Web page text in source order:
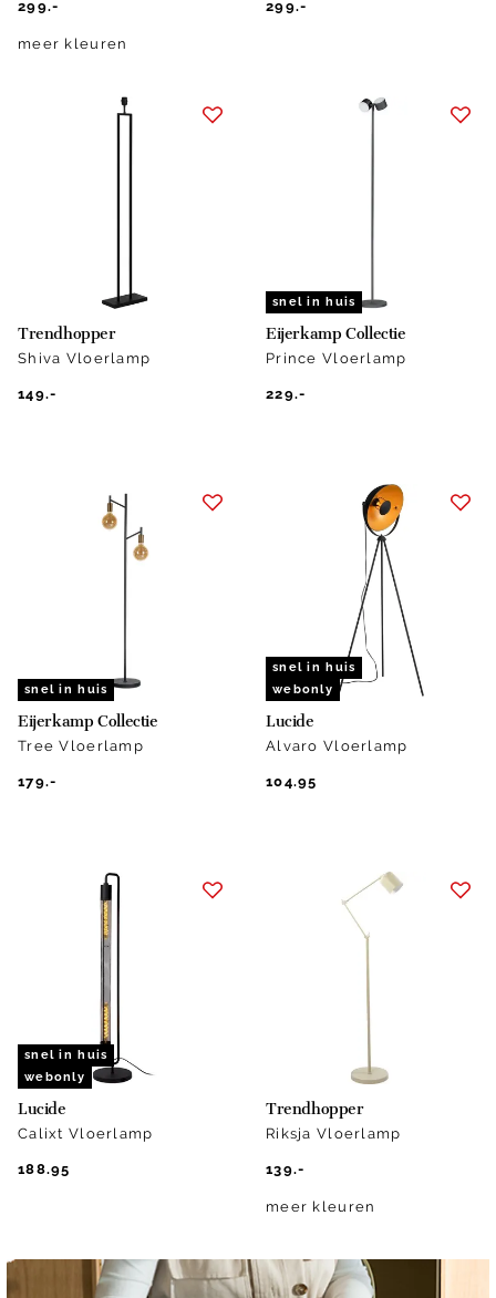
299.-
meer kleuren
299.-
Trendhopper
Shiva Vloerlamp
149.-
snel in huis
Eijerkamp Collectie
Prince Vloerlamp
229.-
snel in huis
Eijerkamp Collectie
Tree Vloerlamp
179.-
snel in huis
webonly
Lucide
Alvaro Vloerlamp
104.95
snel in huis
webonly
Lucide
Calixt Vloerlamp
188.95
Trendhopper
Riksja Vloerlamp
139.-
meer kleuren